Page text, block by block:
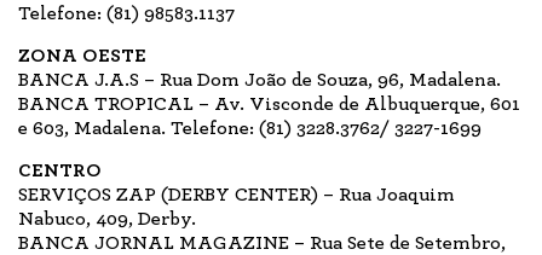
Telefone: (81) 98583.1137
ZONA OESTE
BANCA J.A.S – Rua Dom João de Souza, 96, Madalena.
BANCA TROPICAL – Av. Visconde de Albuquerque, 601
e 603, Madalena. Telefone: (81) 3228.3762/ 3227-1699
CENTRO
SERVIÇOS ZAP (DERBY CENTER) – Rua Joaquim
Nabuco, 409, Derby.
BANCA JORNAL MAGAZINE – Rua Sete de Setembro,